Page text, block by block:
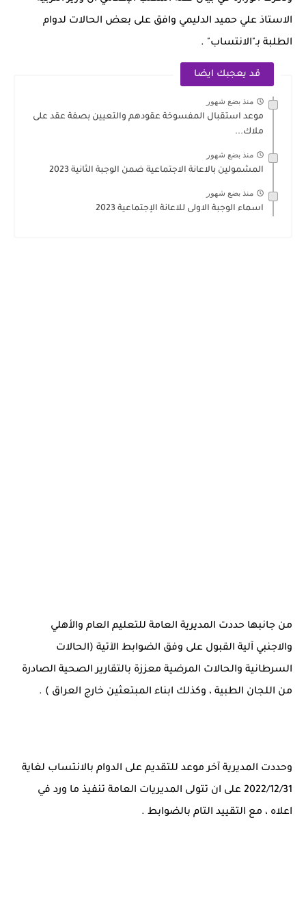
الاستاذ علي حميد الدليمي وافق على بعض الحالات لدوام
الطلبة بـ"الانتساب" .
قد يعجبك ايضا
منذ بضع شهور
موعد استقبال المفسوخة عقودهم والتعيين بصفة عقد على
ملاك...
منذ بضع شهور
المشمولين بالاعانة الاجتماعية ضمن الوجبة الثانية 2023
منذ بضع شهور
اسماء الوجبة الاولى للاعانة الإجتماعية 2023
من جانبها حددت المديرية العامة للتعليم العام والأهلي
والاجنبي آلية القبول على وفق الضوابط الآتية (الحالات
السرطانية والحالات المرضية معززة بالتقارير الصحية الصادرة
من اللجان الطبية ، وكذلك ابناء المبتعثين خارج العراق ) .
وحددت المديرية آخر موعد للتقديم على الدوام بالانتساب لغاية
2022/12/31 على ان تتولى المديريات العامة تنفيذ ما ورد في
اعلاه ، مع التقييد التام بالضوابط .